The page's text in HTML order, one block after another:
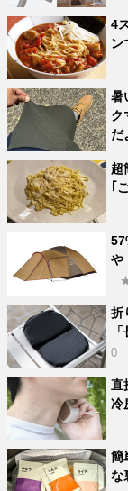
4
ン
暑
ク
だ
超
｢
や
折
0
直
冷
簡
な